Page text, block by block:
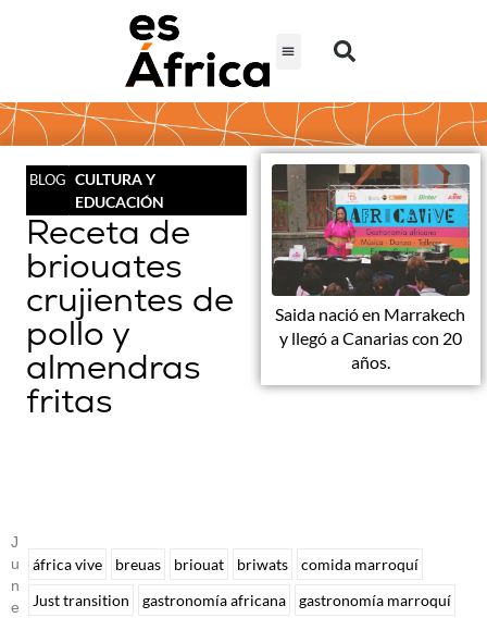
BLOG CULTURA Y
EDUCACIÓN
Receta de
briouates
crujientes de
pollo y
almendras
fritas
Saida nació en Marrakech
y llegó a Canarias con 20
años.
J
U
N
E
áfrica vive breuas briouat briwats
comida marroquí
Just transition
gastronomía africana
gastronomía marroquí